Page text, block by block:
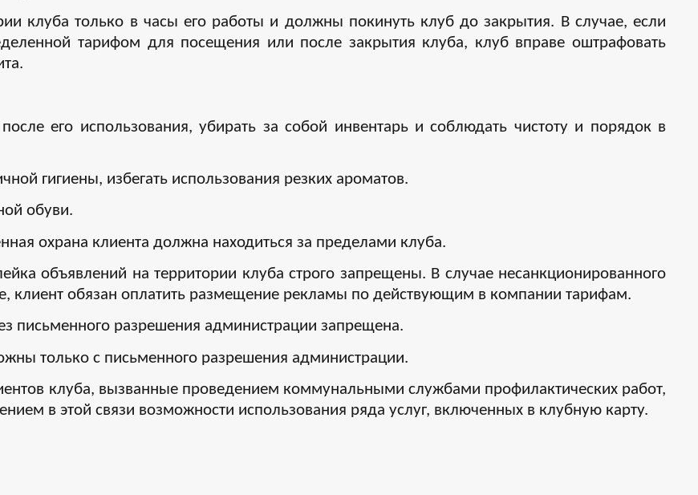
клуба только в часы его работы и должны покинуть клуб до закрытия. В случае, если
тарифом для посещения или после закрытия клуба, клуб вправе оштрафовать
его использования, убирать за собой инвентарь и соблюдать чистоту и порядок в
гигиены, избегать использования резких ароматов.
обуви.
охрана клиента должна находиться за пределами клуба.
объявлений на территории клуба строго запрещены. В случае несанкционированного
клиент обязан оплатить размещение рекламы по действующим в компании тарифам.
письменного разрешения администрации запрещена.
только с письменного разрешения администрации.
клуба, вызванные проведением коммунальными службами профилактических работ,
в этой связи возможности использования ряда услуг, включенных в клубную карту.